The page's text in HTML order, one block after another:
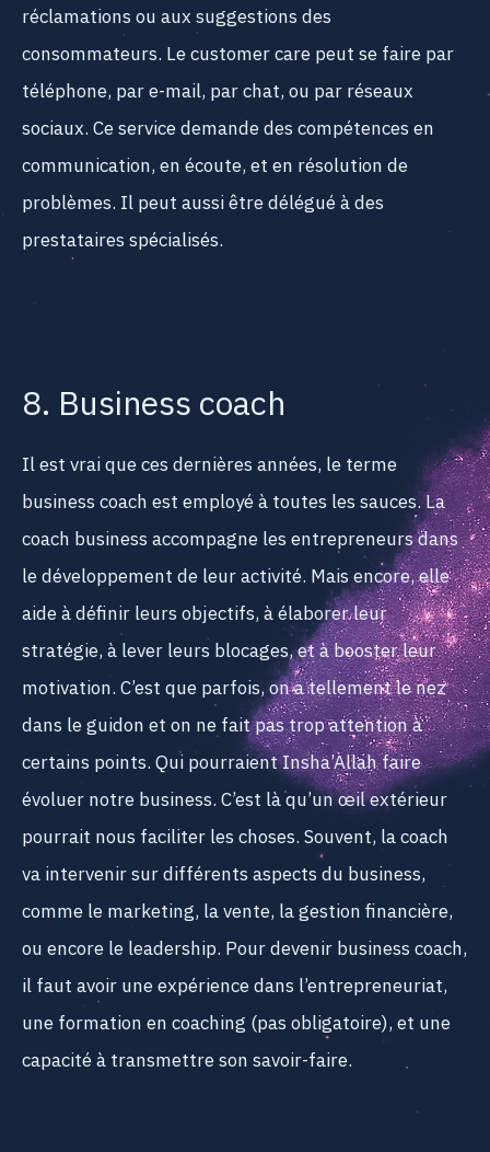
réclamations ou aux suggestions des
consommateurs. Le customer care peut se faire par
téléphone, par e-mail, par chat, ou par réseaux
sociaux. Ce service demande des compétences en
communication, en écoute, et en résolution de
problèmes. Il peut aussi être délégué à des
prestataires spécialisés.
8. Business coach
Il est vrai que ces dernières années, le terme
business coach est employé à toutes les sauces. La
coach business accompagne les entrepreneurs dans
le développement de leur activité. Mais encore, elle
aide à définir leurs objectifs, à élaborer leur
stratégie, à lever leurs blocages, et à booster leur
motivation. C’est que parfois, on a tellement le nez
dans le guidon et on ne fait pas trop attention à
certains points. Qui pourraient Insha’Allah faire
évoluer notre business. C’est là qu’un œil extérieur
pourrait nous faciliter les choses. Souvent, la coach
va intervenir sur différents aspects du business,
comme le marketing, la vente, la gestion financière,
ou encore le leadership. Pour devenir business coach,
il faut avoir une expérience dans l’entrepreneuriat,
une formation en coaching (pas obligatoire), et une
capacité à transmettre son savoir-faire.